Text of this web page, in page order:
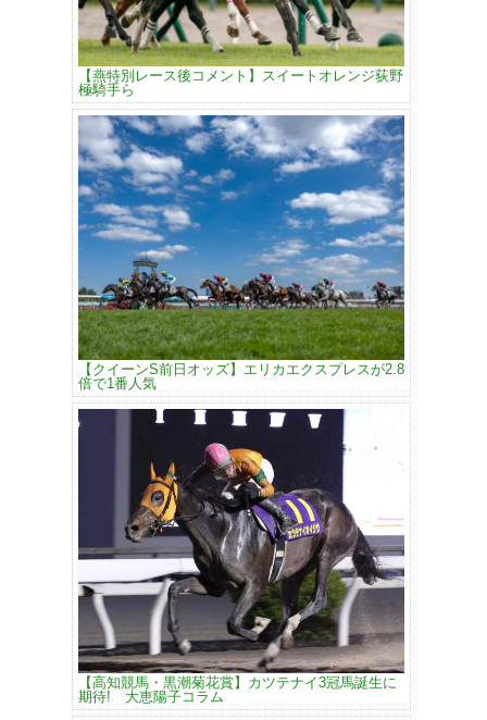
【燕特別レース後コメント】スイートオレンジ荻野
極騎手ら
【クイーンS前日オッズ】エリカエクスプレスが2.8
倍で1番人気
【高知競馬・黒潮菊花賞】カツテナイ3冠馬誕生に
期待! 大恵陽子コラム